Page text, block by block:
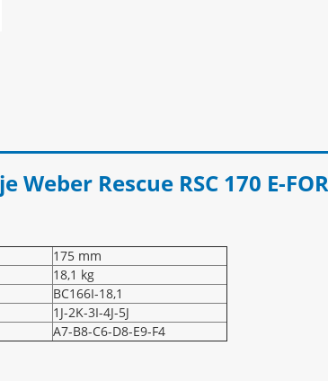
Rescue RSC 170 E-
175 mm
18,1 kg
BC166I-18,1
1J-2K-3I-4J-5J
A7-B8-C6-D8-E9-F4